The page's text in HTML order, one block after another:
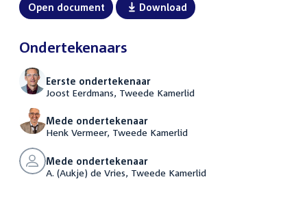
Open document Download
Ondertekenaars
Eerste ondertekenaar
Joost Eerdmans, Tweede Kamerlid
Mede ondertekenaar
Henk Vermeer, Tweede Kamerlid
Mede ondertekenaar
A. (Aukje) de Vries, Tweede Kamerlid